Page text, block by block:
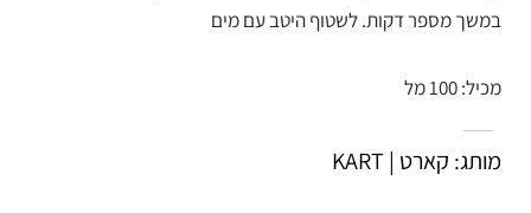
במשך מספר דקות. לשטוף היטב עם מים
מכיל: 100 מל
מותג: קארט | KART